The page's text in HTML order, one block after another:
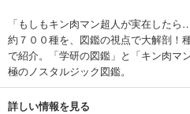
「もしもキン肉マン超人が実在した
約７００種を、図鑑の視点で大解剖！
で紹介。「学研の図鑑」と「キン肉マ
極のノスタルジック図鑑。
詳しい情報を見る